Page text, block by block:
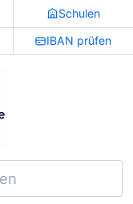
Schulen
IBAN prüfen